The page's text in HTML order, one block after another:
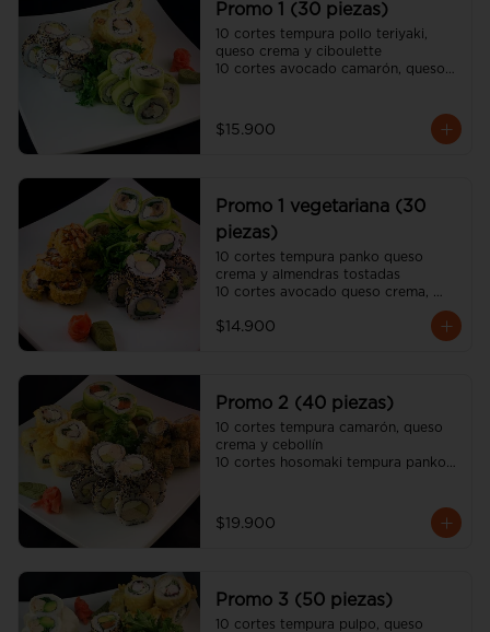
Promo 1 (30 piezas)
10 cortes tempura pollo teriyaki,
queso crema y ciboulette
10 cortes avocado camarón, queso
kanikama, queso crema y palta
(incluye 2 salsa soya y una salsa
$15.900
Promo 1 vegetariana (30
piezas)
10 cortes tempura panko queso
crema y almendras tostadas
10 cortes avocado queso crema,
10 cortes california sésamo palmito,
$14.900
Promo 2 (40 piezas)
10 cortes tempura camarón, queso
crema y cebollín
10 cortes hosomaki tempura panko
crema y ciboulette
10 cortes california sésamo pollo
$19.900
Promo 3 (50 piezas)
10 cortes tempura pulpo, queso